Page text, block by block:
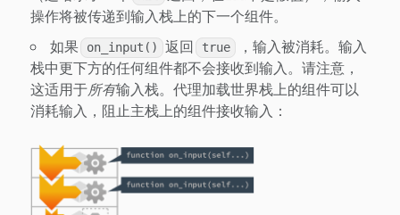
操作将被传递到输入栈上的下一个组件。
如果
on_input() 返回 true
，输入被消耗。输入
栈中更下方的任何组件都不会接收到输入。请注意，
这适用于所有输入栈。代理加载世界栈上的组件可以
消耗输入，阻止主栈上的组件接收输入：